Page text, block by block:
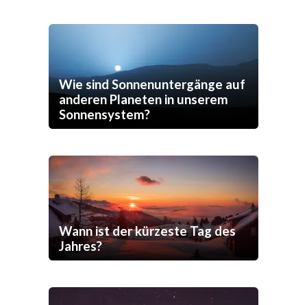
Wie sind Sonnenuntergänge auf
anderen Planeten in unserem
Sonnensystem?
Wann ist der kürzeste Tag des
Jahres?